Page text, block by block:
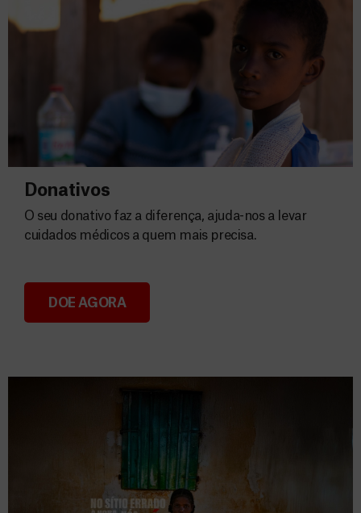
Donativos
Donativos
O seu donativo faz a diferença, ajuda-nos a levar
cuidados médicos a quem mais precisa.
DOE AGORA